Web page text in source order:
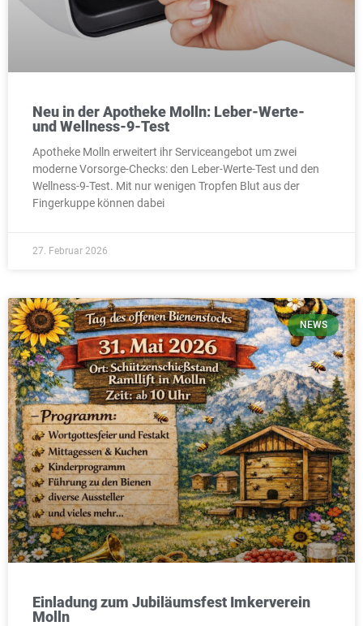
Neu in der Apotheke Molln: Leber-Werte-
und Wellness-9-Test
Apotheke Molln erweitert ihr Serviceangebot um zwei
moderne Vorsorge-Checks: den Leber-Werte-Test und den
Wellness-9-Test. Mit nur wenigen Tropfen Blut aus der
Fingerkuppe können dabei
27. Februar 2026
NEWS
Einladung zum Jubiläumsfest Imkerverein
Molln